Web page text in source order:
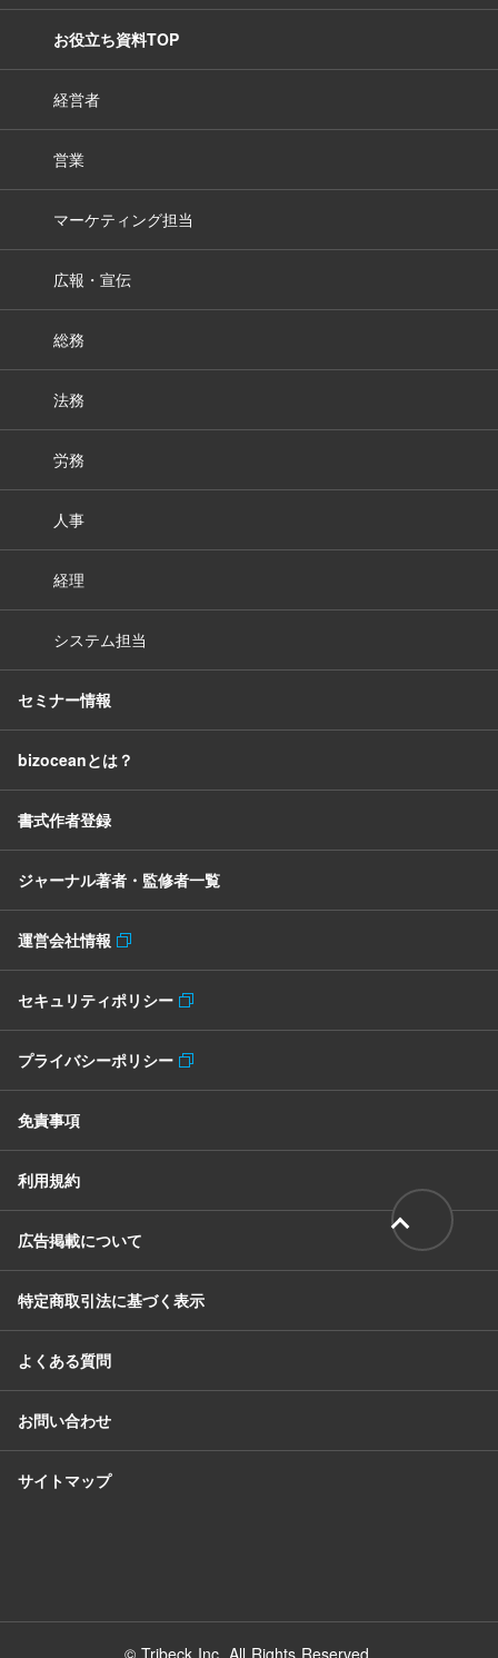
お役立ち資料TOP
経営者
営業
マーケティング担当
広報・宣伝
総務
法務
労務
人事
経理
システム担当
セミナー情報
bizoceanとは？
書式作者登録
ジャーナル著者・監修者一覧
運営会社情報
セキュリティポリシー
プライバシーポリシー
免責事項
利用規約
広告掲載について
特定商取引法に基づく表示
よくある質問
お問い合わせ
サイトマップ